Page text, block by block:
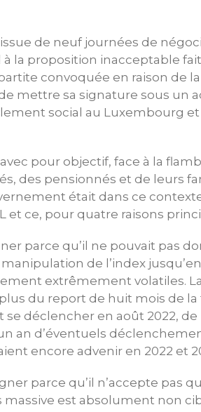
de neuf journées de
à la proposition inacceptable
convoquée en raison de
mettre sa signature sous un
social au Luxembourg et
pour objectif, face à la
des pensionnés et de leurs
était dans ce
et ce, pour quatre raisons
parce qu’il ne pouvait pas
de l’index
extrêmement volatiles.
du report de huit mois de la
déclencher en août 2022,
an d’éventuels
encore advenir en 2022 et
parce qu’il n’accepte pas
massive est absolument non